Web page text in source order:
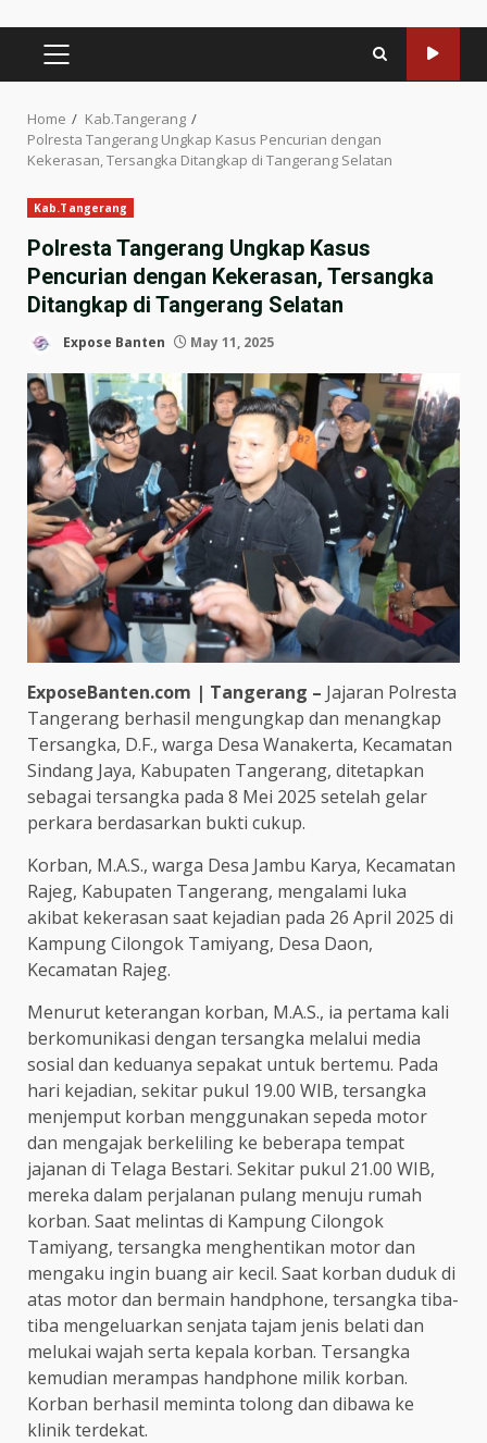
PRIMARY
MENU
Home
Kab.Tangerang
Polresta Tangerang Ungkap Kasus Pencurian dengan
Kekerasan, Tersangka Ditangkap di Tangerang Selatan
Kab.Tangerang
Polresta Tangerang Ungkap Kasus
Pencurian dengan Kekerasan, Tersangka
Ditangkap di Tangerang Selatan
Expose Banten May 11, 2025
ExposeBanten.com | Tangerang – Jajaran Polresta
Tangerang berhasil mengungkap dan menangkap
Tersangka, D.F., warga Desa Wanakerta, Kecamatan
Sindang Jaya, Kabupaten Tangerang, ditetapkan
sebagai tersangka pada 8 Mei 2025 setelah gelar
perkara berdasarkan bukti cukup.
Korban, M.A.S., warga Desa Jambu Karya, Kecamatan
Rajeg, Kabupaten Tangerang, mengalami luka
akibat kekerasan saat kejadian pada 26 April 2025 di
Kampung Cilongok Tamiyang, Desa Daon,
Kecamatan Rajeg.
Menurut keterangan korban, M.A.S., ia pertama kali
berkomunikasi dengan tersangka melalui media
sosial dan keduanya sepakat untuk bertemu. Pada
hari kejadian, sekitar pukul 19.00 WIB, tersangka
menjemput korban menggunakan sepeda motor
dan mengajak berkeliling ke beberapa tempat
jajanan di Telaga Bestari. Sekitar pukul 21.00 WIB,
mereka dalam perjalanan pulang menuju rumah
korban. Saat melintas di Kampung Cilongok
Tamiyang, tersangka menghentikan motor dan
mengaku ingin buang air kecil. Saat korban duduk di
atas motor dan bermain handphone, tersangka tiba-
tiba mengeluarkan senjata tajam jenis belati dan
melukai wajah serta kepala korban. Tersangka
kemudian merampas handphone milik korban.
Korban berhasil meminta tolong dan dibawa ke
klinik terdekat.